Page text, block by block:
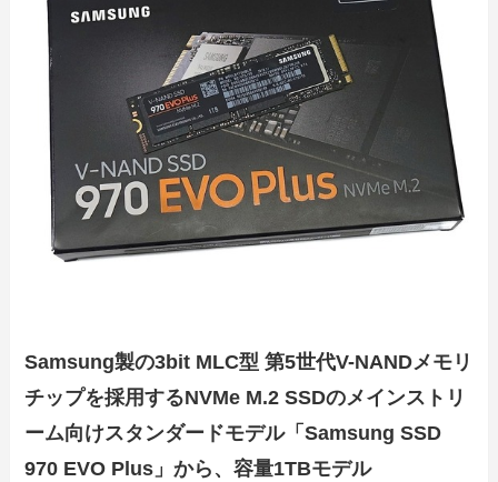
Samsung製の3bit MLC型 第5世代V-NANDメモリ
チップを採用するNVMe M.2 SSDのメインストリ
ーム向けスタンダードモデル「Samsung SSD
970 EVO Plus」から、容量1TBモデル